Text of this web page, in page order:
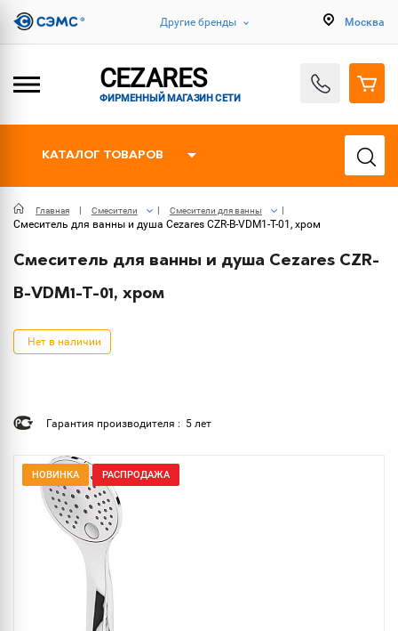
Другие бренды Москва
CEZARES
ФИРМЕННЫЙ МАГАЗИН СЕТИ
КАТАЛОГ ТОВАРОВ
Главная Смесители Смесители для ванны
Смеситель для ванны и душа Cezares CZR-B-VDM1-T-01, хром
Смеситель для ванны и душа Cezares CZR-
B-VDM1-T-01, хром
Нет в наличии
Гарантия производителя : 5 лет
НОВИНКА РАСПРОДАЖА